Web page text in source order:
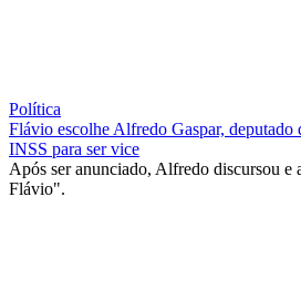
Política
Flávio escolhe Alfredo Gaspar,
INSS para ser vice
Após ser anunciado, Alfredo discursou e
Flávio".